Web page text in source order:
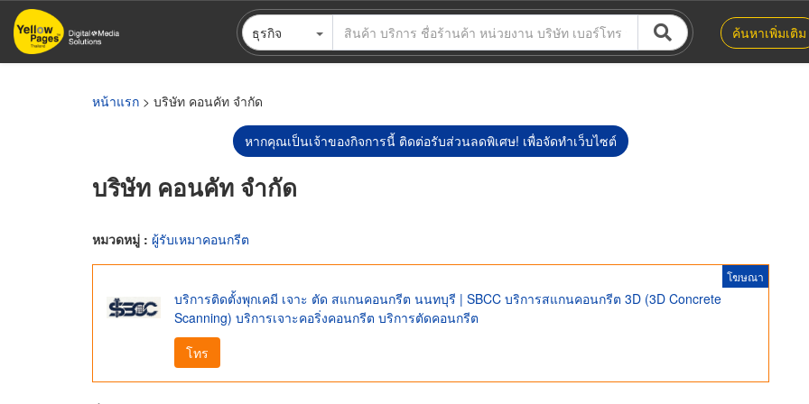
ข้าม
ไป
ธุรกิจ ค้นหาเพิ่มเติม
หน้าแรก > บริษัท คอนคัท จำกัด
หากคุณเป็นเจ้าของกิจการนี้ ติดต่อรับส่วนลดพิเศษ! เพื่อจัดทำเว็บไซต์
บริษัท คอนคัท จำกัด
หมวดหมู่ : ผู้รับเหมาคอนกรีต
โฆษณา
บริการติดตั้งพุกเคมี เจาะ ตัด สแกนคอนกรีต นนทบุรี | SBCC บริการสแกนคอนกรีต 3D (3D Concrete
Scanning) บริการเจาะคอริ่งคอนกรีต บริการตัดคอนกรีต
โทร